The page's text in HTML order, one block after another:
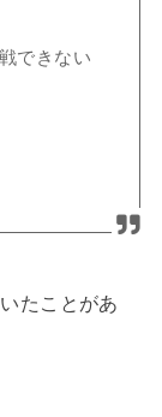
できない
たことがあ